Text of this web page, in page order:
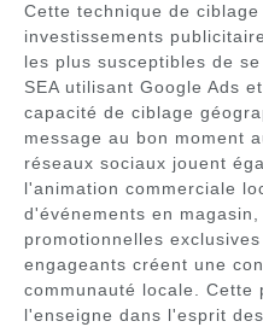
Cette technique de
investissements
les plus susceptibles de
SEA utilisant Google Ads
capacité de ciblage
message au bon moment
réseaux sociaux jouent
l'animation commerciale
d'événements en
promotionnelles
engageants créent une
communauté locale. Cette
l'enseigne dans l'esprit